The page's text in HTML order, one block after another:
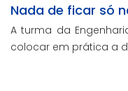
Nada de ficar só
A turma da
colocar em prática a